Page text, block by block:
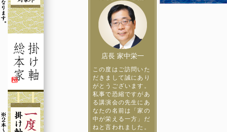
店長 家中栄一
この度はご訪問いた
だきまして誠にあり
がとうございます。
私事で恐縮ですがあ
る講演会の先生にあ
なたの名前は「家の
中が栄える一方」だ
ねと言われました。